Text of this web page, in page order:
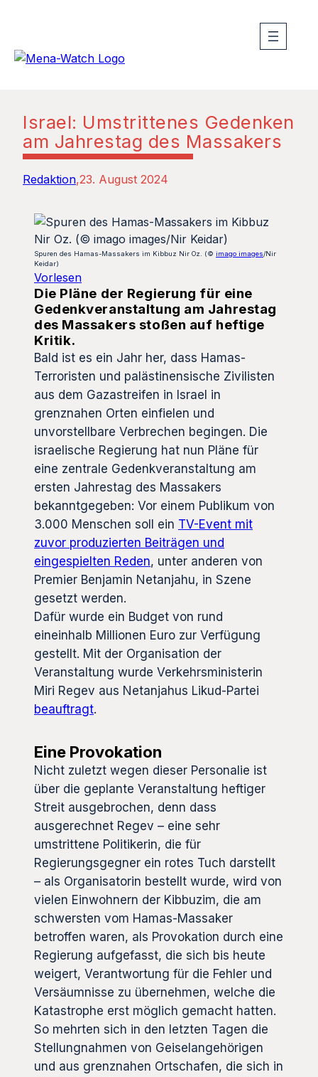
Israel: Umstrittenes Gedenken
am Jahrestag des Massakers
Redaktion 23. August 2024
Spuren des Hamas-Massakers im Kibbuz Nir Oz. (© imago images/Nir
Keidar)
Vorlesen
Die Pläne der Regierung für eine
Gedenkveranstaltung am Jahrestag
des Massakers stoßen auf heftige
Kritik.
Bald ist es ein Jahr her, dass Hamas-
Terroristen und palästinensische Zivilisten
aus dem Gazastreifen in Israel in
grenznahen Orten einfielen und
unvorstellbare Verbrechen begingen. Die
israelische Regierung hat nun Pläne für
eine zentrale Gedenkveranstaltung am
ersten Jahrestag des Massakers
bekanntgegeben: Vor einem Publikum von
3.000 Menschen soll ein TV-Event mit
zuvor produzierten Beiträgen und
eingespielten Reden, unter anderen von
Premier Benjamin Netanjahu, in Szene
gesetzt werden.
Dafür wurde ein Budget von rund
eineinhalb Millionen Euro zur Verfügung
gestellt. Mit der Organisation der
Veranstaltung wurde Verkehrsministerin
Miri Regev aus Netanjahus Likud-Partei
beauftragt.
Eine Provokation
Nicht zuletzt wegen dieser Personalie ist
über die geplante Veranstaltung heftiger
Streit ausgebrochen, denn dass
ausgerechnet Regev – eine sehr
umstrittene Politikerin, die für
Regierungsgegner ein rotes Tuch darstellt
– als Organisatorin bestellt wurde, wird von
vielen Einwohnern der Kibbuzim, die am
schwersten vom Hamas-Massaker
betroffen waren, als Provokation durch eine
Regierung aufgefasst, die sich bis heute
weigert, Verantwortung für die Fehler und
Versäumnisse zu übernehmen, welche die
Katastrophe erst möglich gemacht hatten.
So mehrten sich in den letzten Tagen die
Stellungnahmen von Geiselangehörigen
und aus grenznahen Ortschafen, die sich in